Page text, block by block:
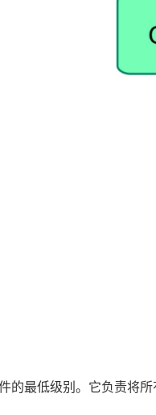
的最低级别。它负责将